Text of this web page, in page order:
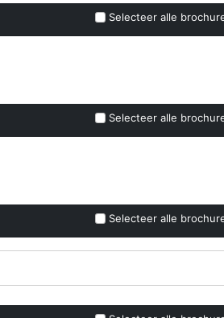
Selecteer alle
Selecteer alle
Selecteer alle